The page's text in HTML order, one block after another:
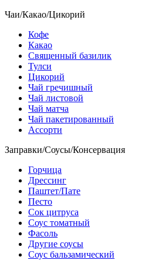
Чаи/Какао/Цикорий
Кофе
Какао
Священный базилик
Тулси
Цикорий
Чай гречишный
Чай листовой
Чай матча
Чай пакетированный
Ассорти
Заправки/Соусы/Консервация
Горчица
Дрессинг
Паштет/Пате
Песто
Сок цитруса
Соус томатный
Фасоль
Другие соусы
Соус бальзамический